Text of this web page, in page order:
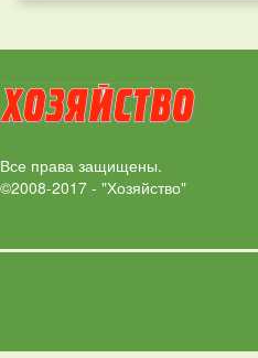
Все права защищены.
©2008-2017 - "Хозяйство"